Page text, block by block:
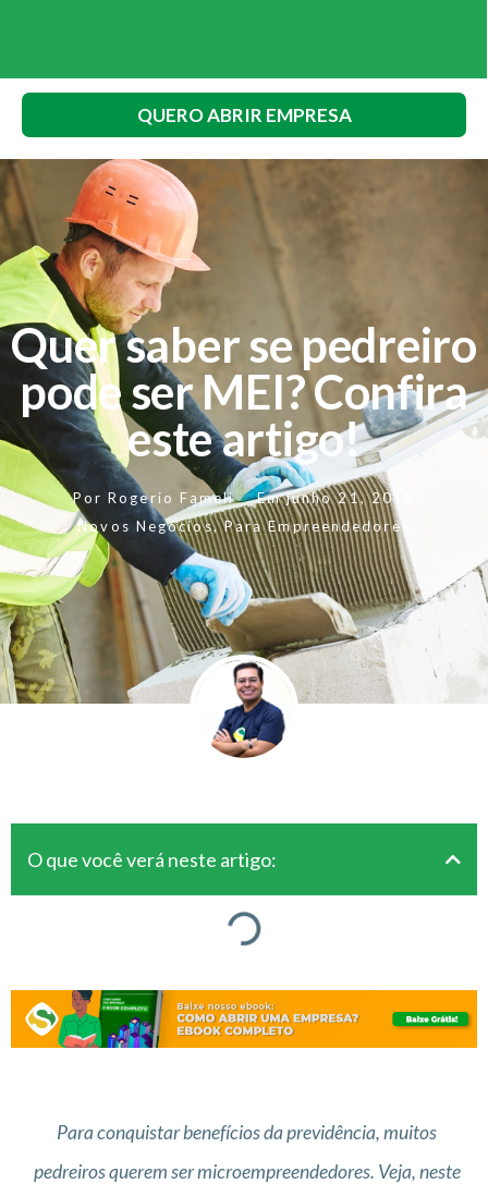
QUERO ABRIR EMPRESA
Quer saber se pedreiro
pode ser MEI? Confira
este artigo!
Por Rogerio Fameli Em junho 21, 2019
Novos Negócios,Para Empreendedores
O que você verá neste artigo:
Para conquistar benefícios da previdência, muitos
pedreiros querem ser microempreendedores. Veja, neste